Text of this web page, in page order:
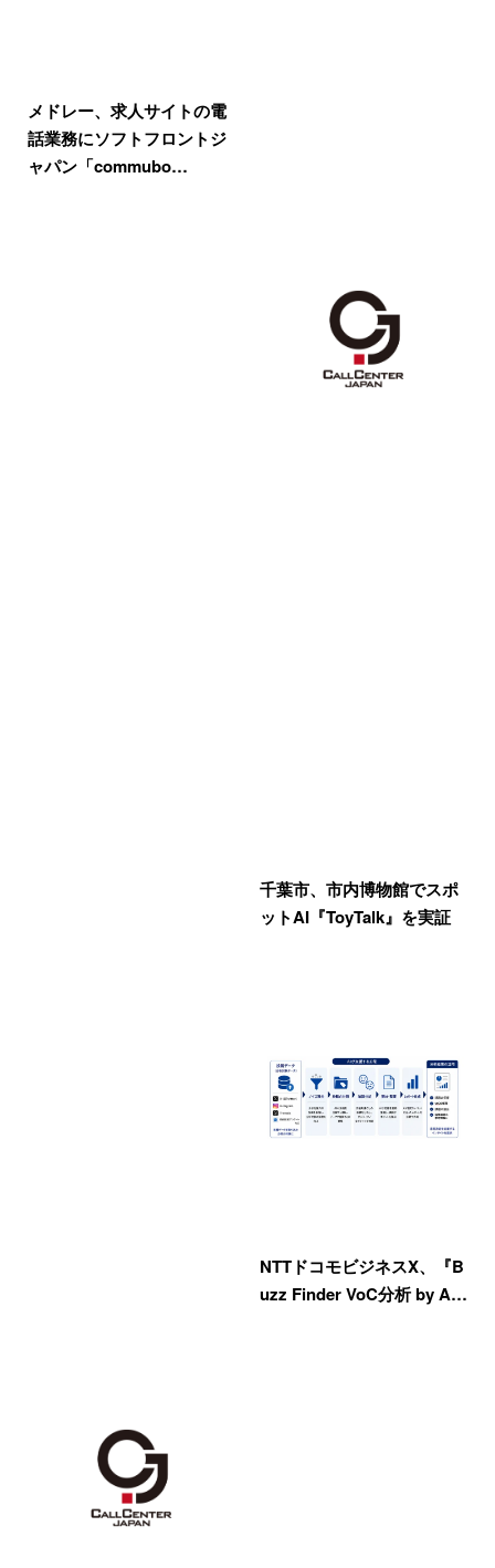
メドレー、求人サイトの電
話業務にソフトフロントジ
ャパン「commubo…
千葉市、市内博物館でスポ
ットAI『ToyTalk』を実証
NTTドコモビジネスX、『B
uzz Finder VoC分析 by A…